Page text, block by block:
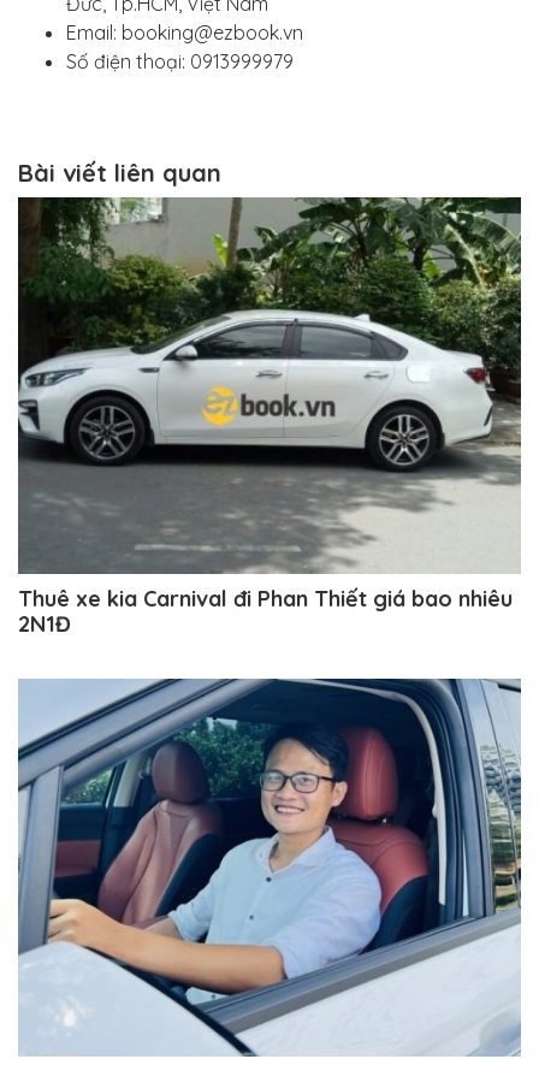
Email: booking@ezbook.vn
Số điện thoại: 0913999979
Bài viết liên quan
Thuê xe kia Carnival đi Phan Thiết giá bao nhiêu
2N1Đ